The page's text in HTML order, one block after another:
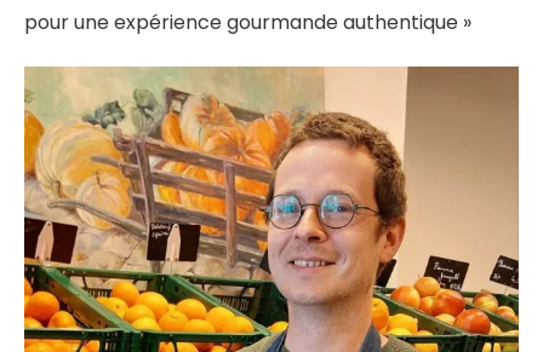
pour une expérience gourmande authentique »